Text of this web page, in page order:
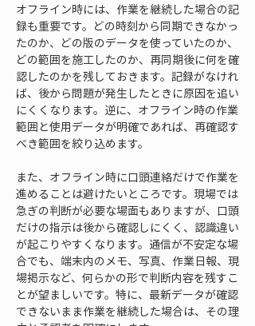
オフライン時には、作業を継続した場合の記
録も重要です。どの時刻から同期できなかっ
たのか、どの版のデータを使っていたのか、
どの範囲を施工したのか、再同期後に何を確
認したのかを残しておきます。記録がなけれ
ば、後から問題が発生したときに原因を追い
にくくなります。逆に、オフライン時の作業
範囲と使用データが明確であれば、再確認す
べき範囲を絞り込めます。
また、オフライン時に口頭連絡だけで作業を
進めることは避けたいところです。現場では
急ぎの判断が必要な場面もありますが、口頭
だけの指示は後から確認しにくく、認識違い
が起こりやすくなります。通信が不安定な場
合でも、端末内のメモ、写真、作業日報、現
場掲示など、何らかの形で判断内容を残すこ
とが望ましいです。特に、最新データが確認
できないまま作業を継続した場合は、その理